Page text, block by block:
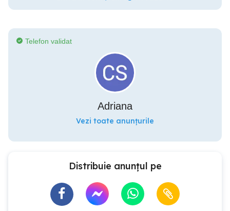
Telefon validat
Adriana
Vezi toate anunțurile
Distribuie anunțul pe